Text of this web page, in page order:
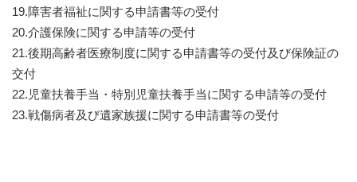
19.障害者福祉に関する申請書等の受付
20.介護保険に関する申請等の受付
21.後期高齢者医療制度に関する申請書等の受付及び保険証の
交付
22.児童扶養手当・特別児童扶養手当に関する申請等の受付
23.戦傷病者及び遺家族援に関する申請書等の受付